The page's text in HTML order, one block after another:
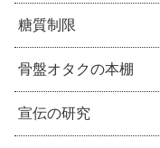
糖質制限
骨盤オタクの本棚
宣伝の研究